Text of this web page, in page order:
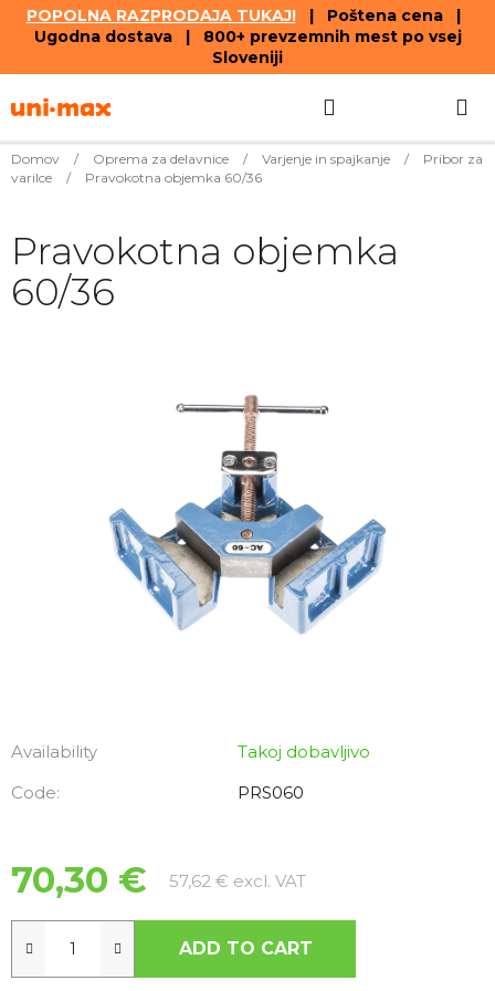
POPOLNA RAZPRODAJA TUKAJ!| Poštena cena |
Ugodna dostava | 800+ prevzemnih mest po vsej
Sloveniji
to
Domov / Oprema za delavnice / Varjenje in spajkanje /
Pribor za
varilce
/ Pravokotna objemka 60/36
Availability
Takoj dobavljivo
Code:
PRS060
70,30 € 57,62 € excl. VATMeasure price:
ADD TO CART
Pravokotna objemka
60/36